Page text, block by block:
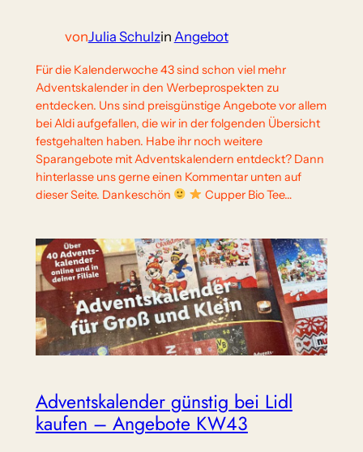
vonJulia Schulzin Angebot
Für die Kalenderwoche 43 sind schon viel mehr
Adventskalender in den Werbeprospekten zu
entdecken. Uns sind preisgünstige Angebote vor allem
bei Aldi aufgefallen, die wir in der folgenden Übersicht
festgehalten haben. Habe ihr noch weitere
Sparangebote mit Adventskalendern entdeckt? Dann
hinterlasse uns gerne einen Kommentar unten auf
dieser Seite. Dankeschön
Cupper Bio Tee…
Adventskalender günstig bei Lidl
kaufen – Angebote KW43